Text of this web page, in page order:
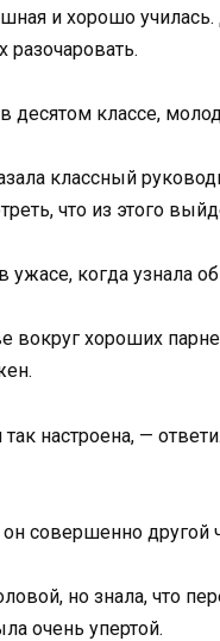
и хорошо
разочаровать.
десятом классе,
классный
что из этого
когда узнала
вокруг хороших
настроена, —
совершенно другой
но знала, что
очень упертой.